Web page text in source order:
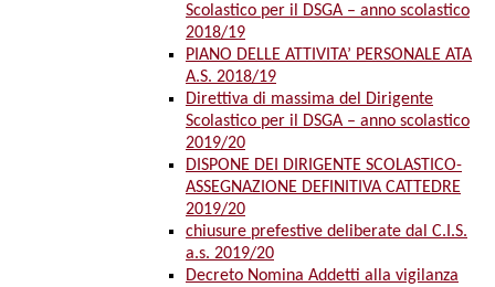
Scolastico per il DSGA – anno scolastico
2018/19
PIANO DELLE ATTIVITA’ PERSONALE ATA
A.S. 2018/19
Direttiva di massima del Dirigente
Scolastico per il DSGA – anno scolastico
2019/20
DISPONE DEI DIRIGENTE SCOLASTICO-
ASSEGNAZIONE DEFINITIVA CATTEDRE
2019/20
chiusure prefestive deliberate dal C.I.S.
a.s. 2019/20
Decreto Nomina Addetti alla vigilanza